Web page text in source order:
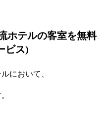
ホテルの客室を無料
ビス)
において、